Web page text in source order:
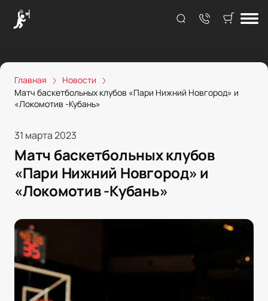
Главная
Новости
Матч баскетбольных клубов «Пари Нижний Новгород» и
«Локомотив -Кубань»
31 марта 2023
Матч баскетбольных клубов
«Пари Нижний Новгород» и
«Локомотив -Кубань»